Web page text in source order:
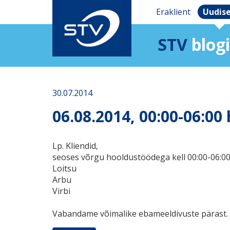
Eraklient
STV blogi
30.07.2014
06.08.2014, 00:00-
Lp. Kliendid,
seoses võrgu hooldustöödega kell 00:00-
Loitsu
Arbu
Virbi
Vabandame võimalike ebameeldivuste pärast.